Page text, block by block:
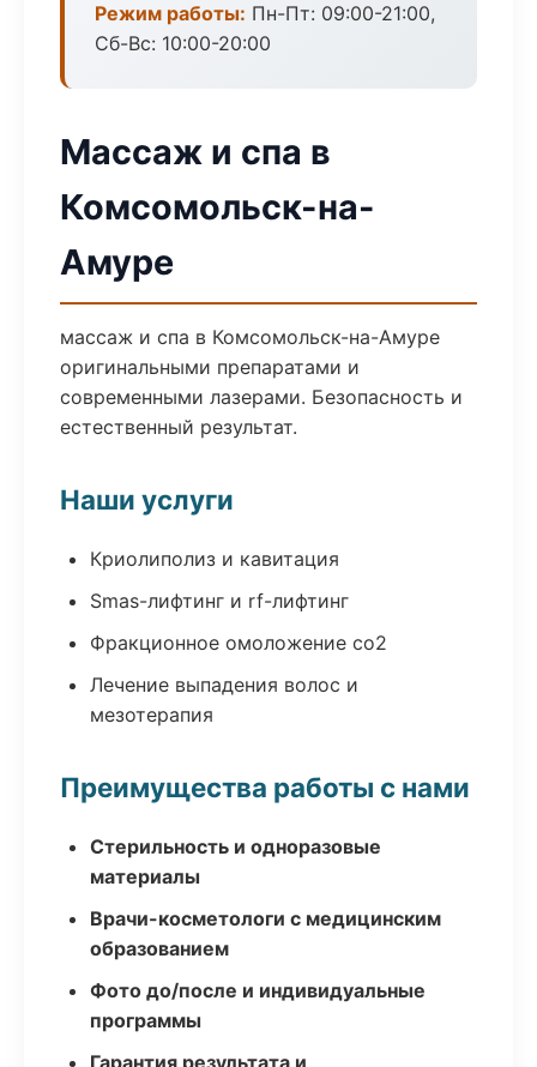
Режим работы: Пн-Пт: 09:00-21:00,
Сб-Вс: 10:00-20:00
Массаж и спа в
Комсомольск-на-
Амуре
массаж и спа в Комсомольск-на-Амуре
оригинальными препаратами и
современными лазерами. Безопасность и
естественный результат.
Наши услуги
Криолиполиз и кавитация
Smas-лифтинг и rf-лифтинг
Фракционное омоложение co2
Лечение выпадения волос и
мезотерапия
Преимущества работы с нами
Стерильность и одноразовые
материалы
Врачи-косметологи с медицинским
образованием
Фото до/после и индивидуальные
программы
Гарантия результата и